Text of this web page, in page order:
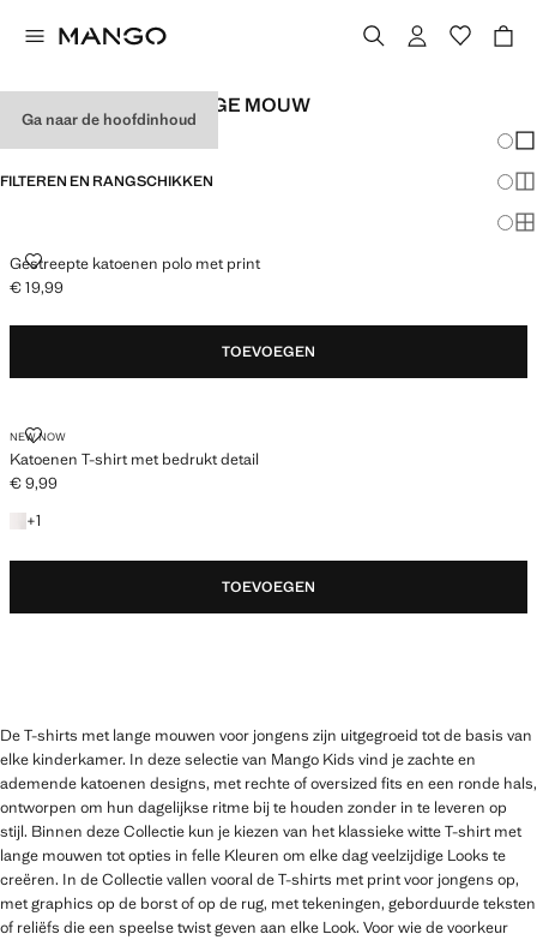
Ga naar de hoofdinhoud
KINDER T-SHIRTS LANGE MOUW
FILTEREN EN RANGSCHIKKEN
Gestreepte katoenen polo met print
GESTREEPTE KATOENEN POLO MET PRINT
Huidige prijs [€ 19,99 ]
€ 19,99
TOEVOEGEN
NEW NOW
Katoenen T-shirt met bedrukt detail
KATOENEN T-SHIRT MET BEDRUKT DETAIL
Huidige prijs [€ 9,99 ]
€ 9,99
+1
+ 1 kleur
TOEVOEGEN
De T-shirts met lange mouwen voor jongens zijn uitgegroeid tot de basis van
elke kinderkamer. In deze selectie van Mango Kids vind je zachte en
ademende katoenen designs, met rechte of oversized fits en een ronde hals,
ontworpen om hun dagelijkse ritme bij te houden zonder in te leveren op
stijl. Binnen deze Collectie kun je kiezen van het klassieke witte T-shirt met
lange mouwen tot opties in felle Kleuren om elke dag veelzijdige Looks te
creëren. In de Collectie vallen vooral de T-shirts met print voor jongens op,
met graphics op de borst of op de rug, met tekeningen, geborduurde teksten
of reliëfs die een speelse twist geven aan elke Look. Voor wie de voorkeur